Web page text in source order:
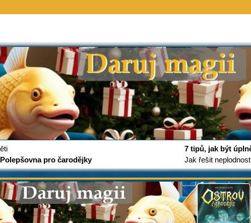
pro čarodějky
7 tipů, jak být
Jak řešit neplodnost